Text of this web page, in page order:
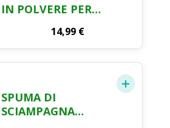
IN POLVERE PER
14,99 €
SPUMA DI
SCIAMPAGNA